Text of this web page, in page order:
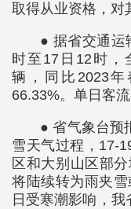
取得从业资格，对
● 据省交通运
时至17日12时，
辆，同比2023
66.33%。单日客
● 省气象台预
雪天气过程，17-
区和大别山区部
将陆续转为雨夹
日受寒潮影响，